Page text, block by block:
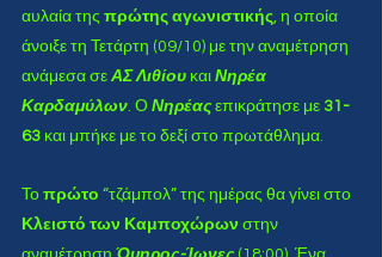
αυλαία της πρώτης αγωνιστικής, η οποία
άνοιξε τη Τετάρτη (09/10) με την αναμέτρηση
ανάμεσα σε ΑΣ Λιθίου και Νηρέα
Καρδαμύλων. Ο Νηρέας επικράτησε με 31-
63 και μπήκε με το δεξί στο πρωτάθλημα.
Το πρώτο “τζάμπολ” της ημέρας θα γίνει στο
Κλειστό των Καμποχώρων στην